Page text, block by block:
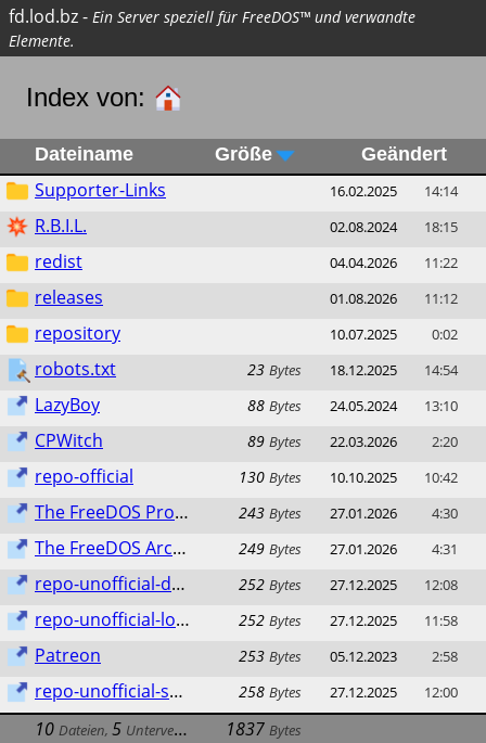
fd.lod.bz- Ein Server speziell für FreeDOS™ und verwandte
Elemente.
Index von:
Dateiname Größe Geändert
Supporter-Links 16.02.2025 14:14
R.B.I.L. 02.08.2024 18:15
redist 04.04.2026 11:22
releases 01.08.2026 11:12
repository 10.07.2025 0:02
robots.txt 23 Bytes 18.12.2025 14:54
LazyBoy 88 Bytes 24.05.2024 13:10
CPWitch 89 Bytes 22.03.2026 2:20
repo-official 130 Bytes 10.10.2025 10:42
The FreeDOS Project 243 Bytes 27.01.2026 4:30
The FreeDOS Archive 249 Bytes 27.01.2026 4:31
repo-unofficial-dos.lod.bz 252 Bytes 27.12.2025 12:08
repo-unofficial-lod.bz 252 Bytes 27.12.2025 11:58
Patreon 253 Bytes 05.12.2023 2:58
repo-unofficial-sparky 258 Bytes 27.12.2025 12:00
10 Dateien, 5 Unterverzeichnisse 1837 Bytes